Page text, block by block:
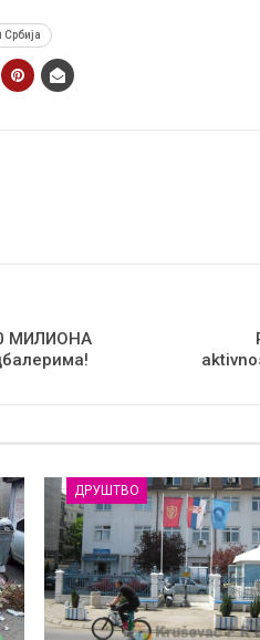
Србија
МИЛИОНА
ДРУШТВО